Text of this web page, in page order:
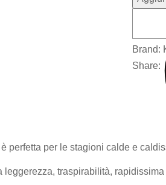
Brand:
Share:
perfetta per le stagioni calde e
leggerezza, traspirabilità,